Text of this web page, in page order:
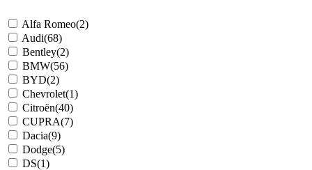
Alfa Romeo(2)
Audi(68)
Bentley(2)
BMW(56)
BYD(2)
Chevrolet(1)
Citroën(40)
CUPRA(7)
Dacia(9)
Dodge(5)
DS(1)